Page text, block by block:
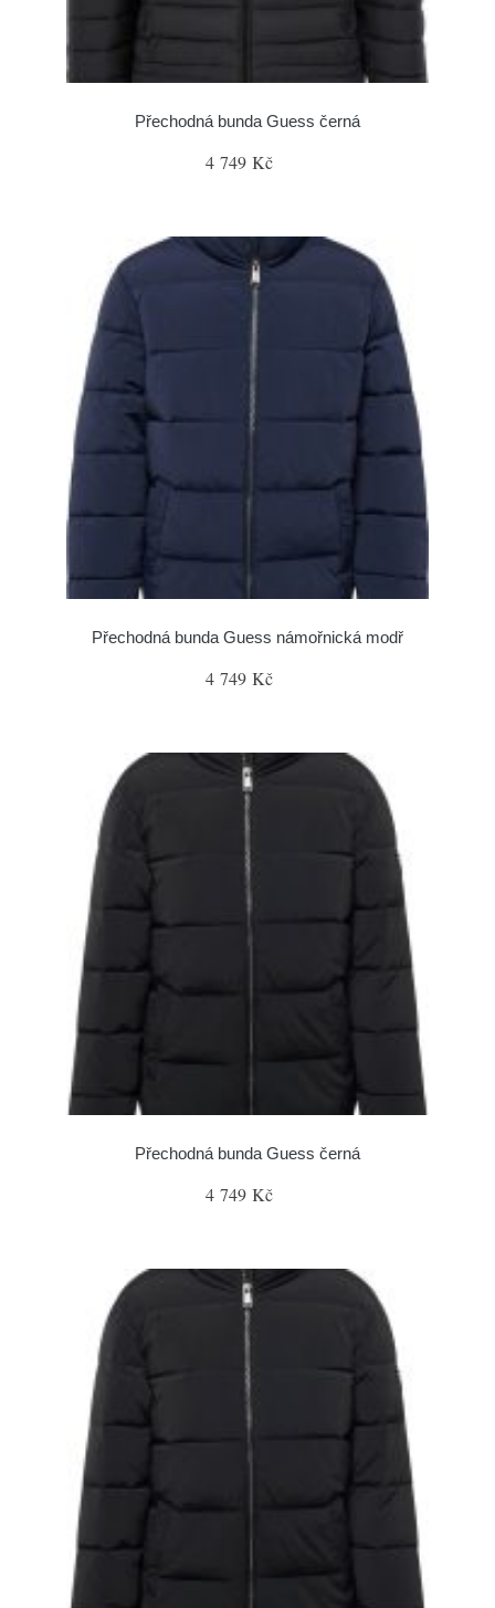
Přechodná bunda Guess černá
4 749 Kč
Přechodná bunda Guess námořnická modř
4 749 Kč
Přechodná bunda Guess černá
4 749 Kč